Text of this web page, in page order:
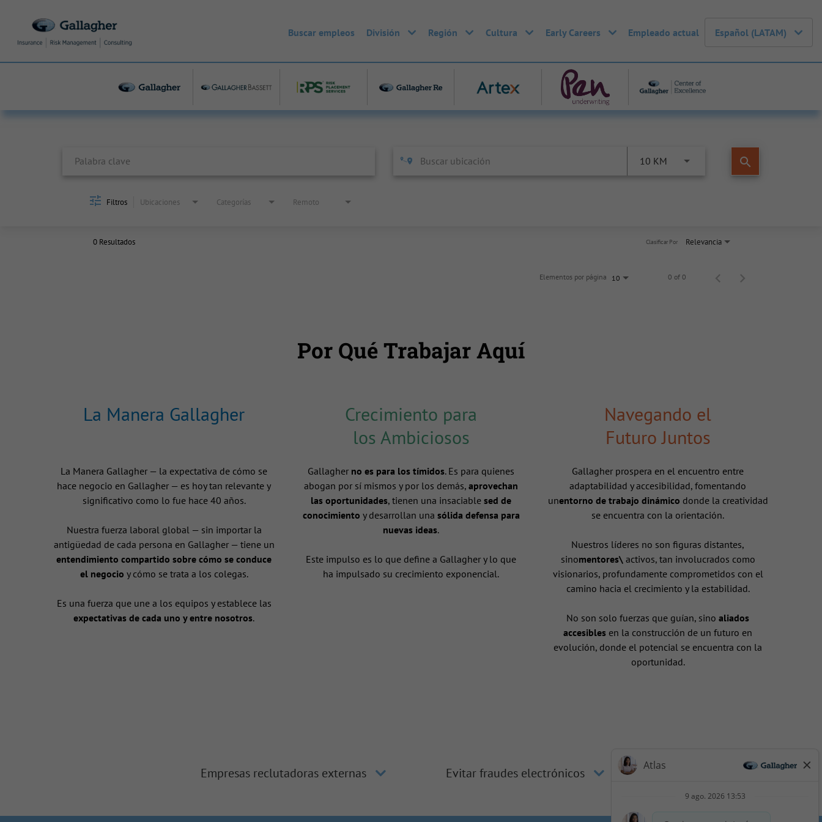
Buscar empleos División Región Cultura Early Careers Empleado actual Español (LATAM)
10 KM search
Filtros Ubicaciones Categorías Remoto
0 Resultados Relevancia
Clasificar Por
Elementos por página 10 0 of 0
Por Qué Trabajar Aquí
La Manera Gallagher
La Manera Gallagher — la expectativa de cómo se
hace negocio en Gallagher — es hoy tan relevante y
significativo como lo fue hace 40 años.
Nuestra fuerza laboral global — sin importar la
antigüedad de cada persona en Gallagher — tiene un
entendimiento compartido sobre cómo se conduce
el negocio y cómo se trata a los colegas.
Es una fuerza que une a los equipos y establece las
expectativas de cada uno y entre nosotros.
Crecimiento para
los Ambiciosos
Gallagher no es para los tímidos. Es para quienes
abogan por sí mismos y por los demás, aprovechan
las oportunidades, tienen una insaciable sed de
conocimiento y desarrollan una sólida defensa para
nuevas ideas.
Este impulso es lo que define a Gallagher y lo que
ha impulsado su crecimiento exponencial.
Navegando el
Futuro Juntos
Gallagher prospera en el encuentro entre
adaptabilidad y accesibilidad, fomentando
unentorno de trabajo dinámico donde la creatividad
se encuentra con la orientación.
Nuestros líderes no son figuras distantes,
sinomentores\ activos, tan involucrados como
visionarios, profundamente comprometidos con el
camino hacia el crecimiento y la estabilidad.
No son solo fuerzas que guían, sinoaliados
accesibles en la construcción de un futuro en
evolución, donde el potencial se encuentra con la
oportunidad.
Empresas reclutadoras externas Evitar fraudes electrónicos